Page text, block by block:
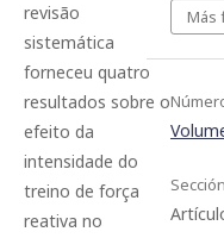
revisão
sistemática
forneceu quatro
resultados sobre o
efeito da
intensidade do
treino de força
reativa no
Más
Sección